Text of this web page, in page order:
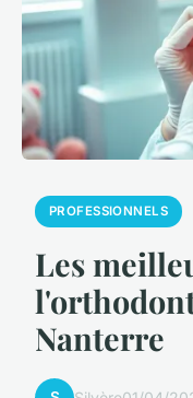
PROFESSIONNELS
Les
Nanterre